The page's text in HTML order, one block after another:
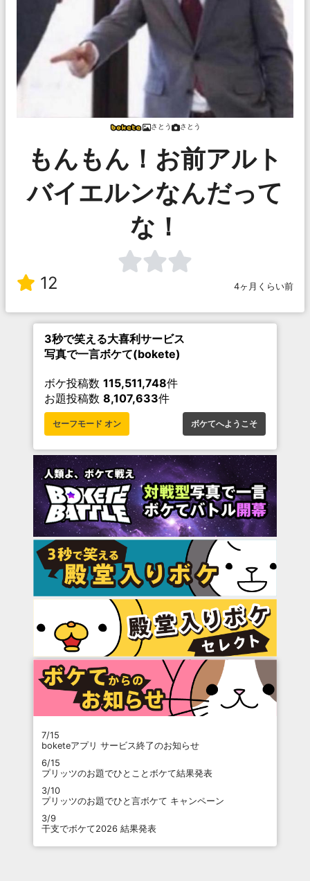
さとう さとう
もんもん！お前アルト
バイエルンなんだって
な！
12 4ヶ月くらい前
3秒で笑える大喜利サービス
写真で一言ボケて(bokete)
ボケ投稿数 115,511,748件
お題投稿数 8,107,633件
セーフモード オン ボケてへようこそ
7/15
boketeアプリ サービス終了のお知らせ
6/15
プリッツのお題でひとことボケて結果発表
3/10
プリッツのお題でひと言ボケて キャンペーン
3/9
干支でボケて2026 結果発表